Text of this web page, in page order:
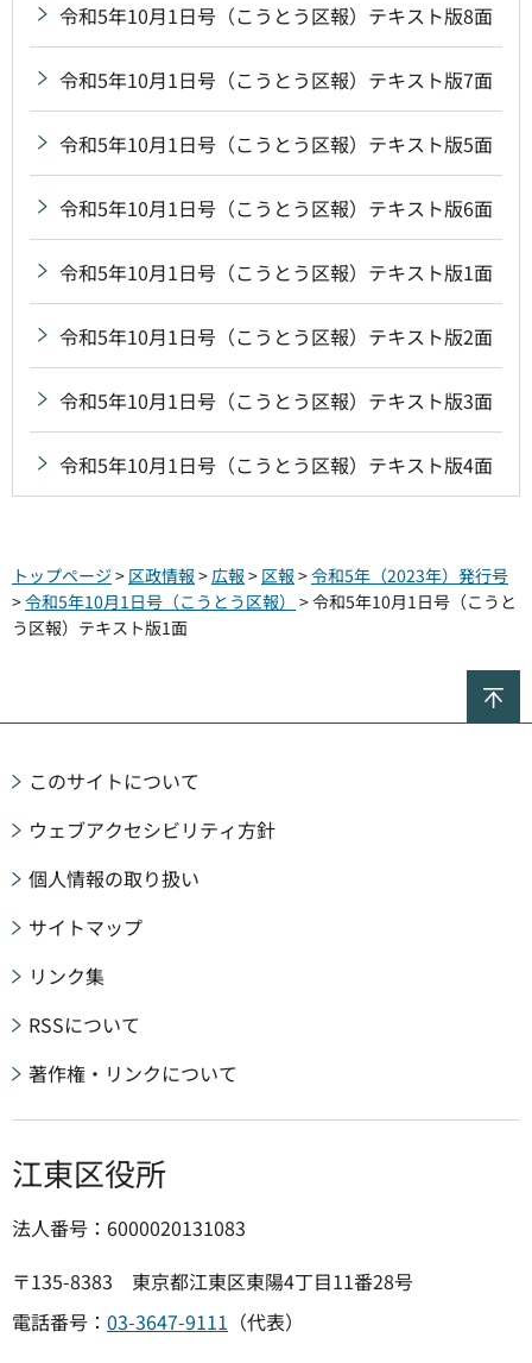
令和5年10月1日号（こうとう区報）テキスト版8面
令和5年10月1日号（こうとう区報）テキスト版7面
令和5年10月1日号（こうとう区報）テキスト版5面
令和5年10月1日号（こうとう区報）テキスト版6面
令和5年10月1日号（こうとう区報）テキスト版1面
令和5年10月1日号（こうとう区報）テキスト版2面
令和5年10月1日号（こうとう区報）テキスト版3面
令和5年10月1日号（こうとう区報）テキスト版4面
トップページ > 区政情報 >広報 > 区報 >令和5年（2023年）発行号
>令和5年10月1日号（こうとう区報） > 令和5年10月1日号（こうと
う区報）テキスト版1面
このサイトについて
ウェブアクセシビリティ方針
個人情報の取り扱い
サイトマップ
リンク集
RSSについて
著作権・リンクについて
江東区役所
法人番号：6000020131083
〒135-8383 東京都江東区東陽4丁目11番28号
電話番号： 03-3647-9111 （代表）